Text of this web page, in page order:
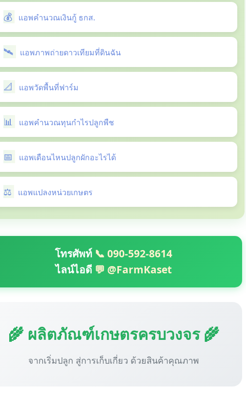
แอพคำนวณเงินกู้ ธกส.
แอพภาพถ่ายดาวเทียมที่ดินฉัน
แอพวัดพื้นที่ฟาร์ม
แอพคำนวณทุนกำไรปลูกพืช
แอพเดือนไหนปลูกผักอะไรได้
แอพแปลงหน่วยเกษตร
โทรศัพท์ 📞 090-592-8614
ไลน์ไอดี 💬 @FarmKaset
🌾 ผลิตภัณฑ์เกษตรครบวงจร 🌾
จากเริ่มปลูก สู่การเก็บเกี่ยว ด้วยสินค้าคุณภาพ